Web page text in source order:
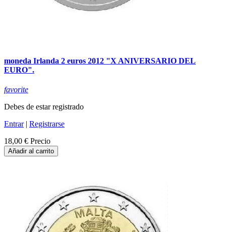
moneda Irlanda 2 euros 2012 "X ANIVERSARIO DEL
EURO".
favorite
Debes de estar registrado
Entrar| Registrarse
18,00 € Precio
Añadir al carrito